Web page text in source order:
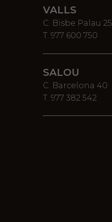
VALLS
C. Bisbe Palau 25
T. 977 600 750
SALOU
C. Barcelona 40
T. 977 382 542